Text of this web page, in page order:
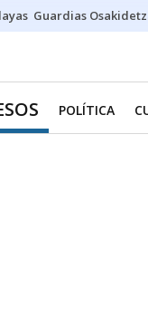
Guardias
POLÍTICA